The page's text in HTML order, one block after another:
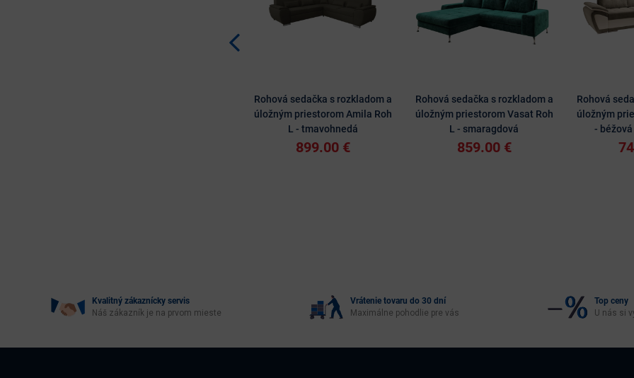
Rohová sedačka s rozkladom a
úložným priestorom Amila Roh
L - tmavohnedá
899.00 €
Rohová sedačka s rozkladom a
úložným priestorom Vasat Roh
L - smaragdová
859.00 €
Rohová
úložným
-
Kvalitný zákaznícky servis
Náš zákazník je na prvom mieste
Vrátenie tovaru do 30 dní
Maximálne pohodlie pre vás
Top ceny
U nás si